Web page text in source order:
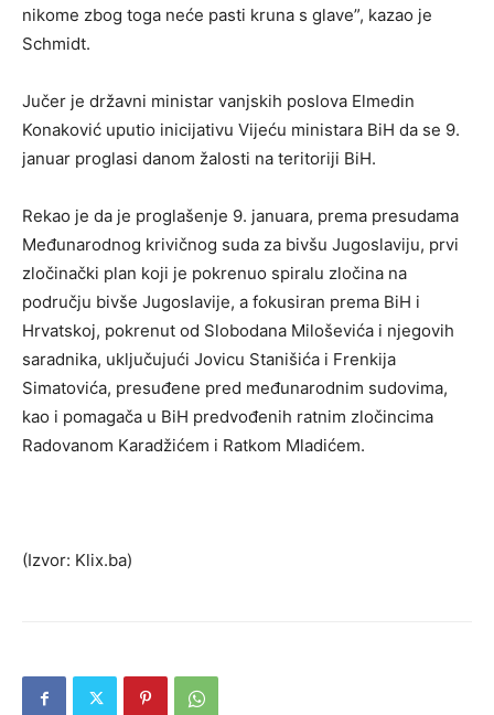
nikome zbog toga neće pasti kruna s glave”, kazao je
Schmidt.
Jučer je državni ministar vanjskih poslova Elmedin
Konaković uputio inicijativu Vijeću ministara BiH da se 9.
januar proglasi danom žalosti na teritoriji BiH.
Rekao je da je proglašenje 9. januara, prema presudama
Međunarodnog krivičnog suda za bivšu Jugoslaviju, prvi
zločinački plan koji je pokrenuo spiralu zločina na
području bivše Jugoslavije, a fokusiran prema BiH i
Hrvatskoj, pokrenut od Slobodana Miloševića i njegovih
saradnika, uključujući Jovicu Stanišića i Frenkija
Simatovića, presuđene pred međunarodnim sudovima,
kao i pomagača u BiH predvođenih ratnim zločincima
Radovanom Karadžićem i Ratkom Mladićem.
(Izvor: Klix.ba)